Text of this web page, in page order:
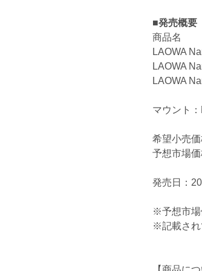
■発売概要
商品名
LAOWA
LAOWA
LAOWA
マウント
希望小売
予想市場
発売日：
※予想市場
※記載され